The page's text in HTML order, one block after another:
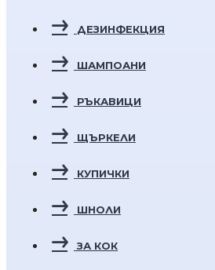
ДЕЗИНФЕКЦИЯ
ШАМПОАНИ
РЪКАВИЦИ
ЩЪРКЕЛИ
КУПИЧКИ
ШНОЛИ
ЗА КОК